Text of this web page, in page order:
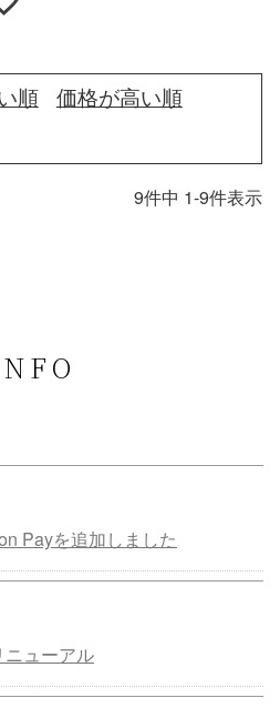
順
価格が高い順
9件中 1-9件表示
Payを追加しました
ューアル